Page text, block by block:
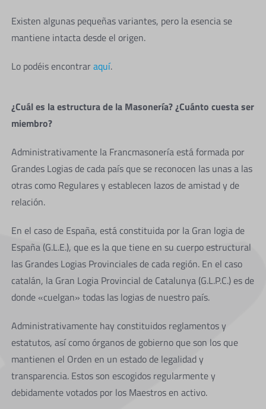
Existen algunas pequeñas variantes, pero la esencia se
mantiene intacta desde el origen.
Lo podéis encontraraquí.
¿Cuál es la estructura de la Masonería? ¿Cuánto cuesta ser
miembro?
Administrativamente la Francmasonería está formada por
Grandes Logias de cada país que se reconocen las unas a las
otras como Regulares y establecen lazos de amistad y de
relación.
En el caso de España, está constituida por la Gran logia de
España (G.L.E.), que es la que tiene en su cuerpo estructural
las Grandes Logias Provinciales de cada región. En el caso
catalán, la Gran Logia Provincial de Catalunya (G.L.P.C.) es de
donde «cuelgan» todas las logias de nuestro país.
Administrativamente hay constituidos reglamentos y
estatutos, así como órganos de gobierno que son los que
mantienen el Orden en un estado de legalidad y
transparencia. Estos son escogidos regularmente y
debidamente votados por los Maestros en activo.